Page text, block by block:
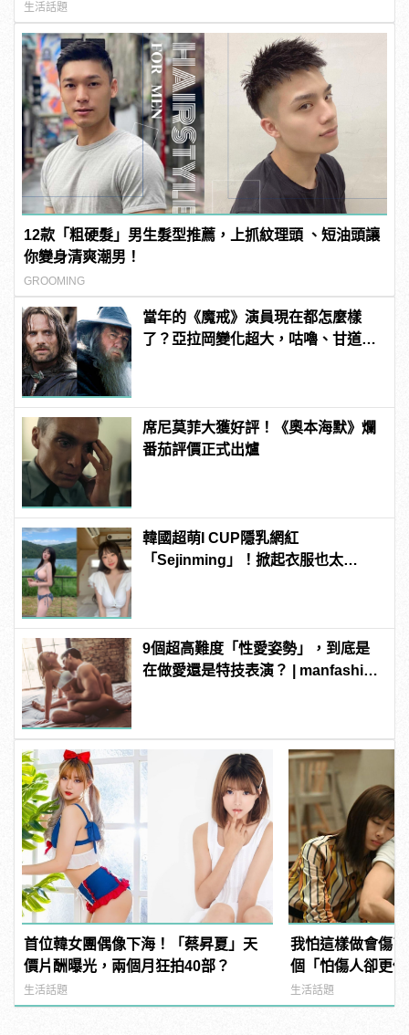
生活話題
12款「粗硬髮」男生髮型推薦，上抓紋理頭 、短油頭讓
你變身清爽潮男！
GROOMING
當年的《魔戒》演員現在都怎麼樣
了？亞拉岡變化超大，咕嚕、甘道
席尼莫菲大獲好評！《奧本海默》爛
番茄評價正式出爐
韓國超萌I CUP隱乳網紅
「Sejinming」！掀起衣服也太
9個超高難度「性愛姿勢」，到底是
在做愛還是特技表演？ | manfashion
首位韓女團偶像下海！「蔡昇夏」天
價片酬曝光，兩個月狂拍40部？
生活話題
我怕這樣做會傷
個「怕傷人卻更
manfashion這樣
生活話題